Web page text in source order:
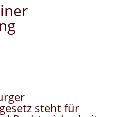
steht für